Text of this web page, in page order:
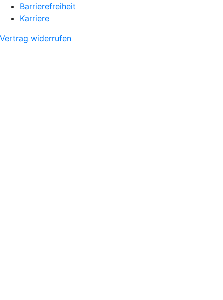
Barrierefreiheit
Karriere
Vertrag widerrufen